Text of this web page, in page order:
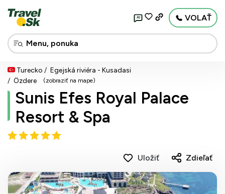
AI VOLAŤ
Turecko
Egejská riviéra - Kusadasi
Özdere
(zobraziť na mape)
Sunis Efes Royal Palace
Resort & Spa
Uložiť Zdieľať